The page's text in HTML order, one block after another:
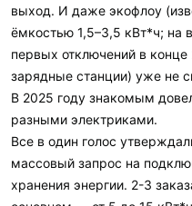
выход. И даже экофлоу
ёмкостью 1,5–3,5 кВт*ч; на
первых отключений в
зарядные станции) уже не
В 2025 году знакомым
разными электриками.
Все в один голос
массовый запрос на
хранения энергии. 2-3